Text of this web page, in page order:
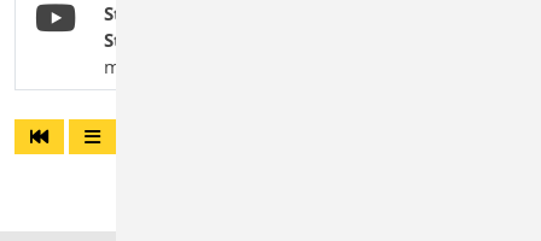
StrukturEditor: Dokumentation des
Strukturmodells (Level A)
mbinar #24-15